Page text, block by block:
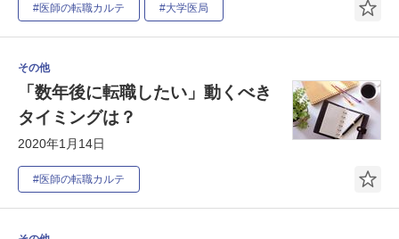
#医師の転職カルテ #大学医局
その他
「数年後に転職したい」動くべき
タイミングは？
2020年1月14日
#医師の転職カルテ